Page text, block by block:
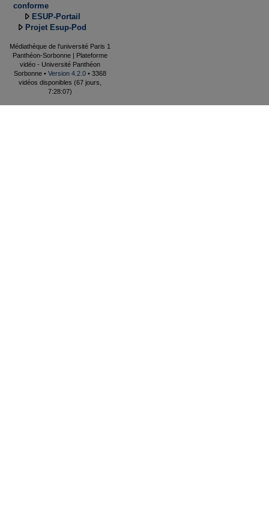
conforme
ESUP-Portail
Projet Esup-Pod
Médiathèque de l'université Paris 1
Panthéon-Sorbonne | Plateforme
vidéo - Université Panthéon
Sorbonne • Version 4.2.0 • 3368
vidéos disponibles (67 jours,
7:28:07)